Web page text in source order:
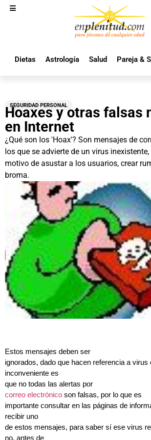
Dietas Astrología Salud Pareja &
SEGURIDAD PERSONAL
Hoaxes y otras falsas
en Internet
¿Qué son los 'Hoax'? Son mensajes de
los que se advierte de un virus
motivo de asustar a los usuarios, crear
broma.
Estos mensajes deben ser
ignorados, dado que hacen referencia a virus
inconveniente es
que no todas las alertas por
correo electrónico son falsas, por lo que es
importante consultar en las páginas de
recibir uno
de estos mensajes, para saber sí ese virus
no, antes de